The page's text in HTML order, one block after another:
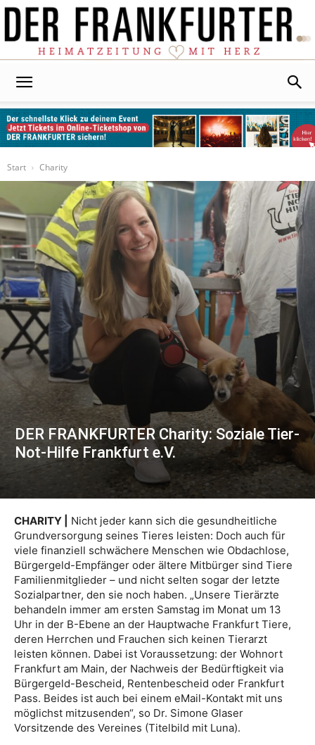
Start
Charity
DER FRANKFURTER Charity: Soziale Tier-
Not-Hilfe Frankfurt e.V.
CHARITY |
Nicht jeder kann sich die gesundheitliche
Grundversorgung seines Tieres leisten: Doch auch für
viele finanziell schwächere Menschen wie Obdachlose,
Bürgergeld-Empfänger oder ältere Mitbürger sind Tiere
Familienmitglieder – und nicht selten sogar der letzte
Sozialpartner, den sie noch haben. „Unsere Tierärzte
behandeln immer am ersten Samstag im Monat um 13
Uhr in der B-Ebene an der Hauptwache Frankfurt Tiere,
deren Herrchen und Frauchen sich keinen Tierarzt
leisten können. Dabei ist Voraussetzung: der Wohnort
Frankfurt am Main, der Nachweis der Bedürftigkeit via
Bürgergeld-Bescheid, Rentenbescheid oder Frankfurt
Pass. Beides ist auch bei einem eMail-Kontakt mit uns
möglichst mitzusenden“, so Dr. Simone Glaser
Vorsitzende des Vereines (Titelbild mit Luna).